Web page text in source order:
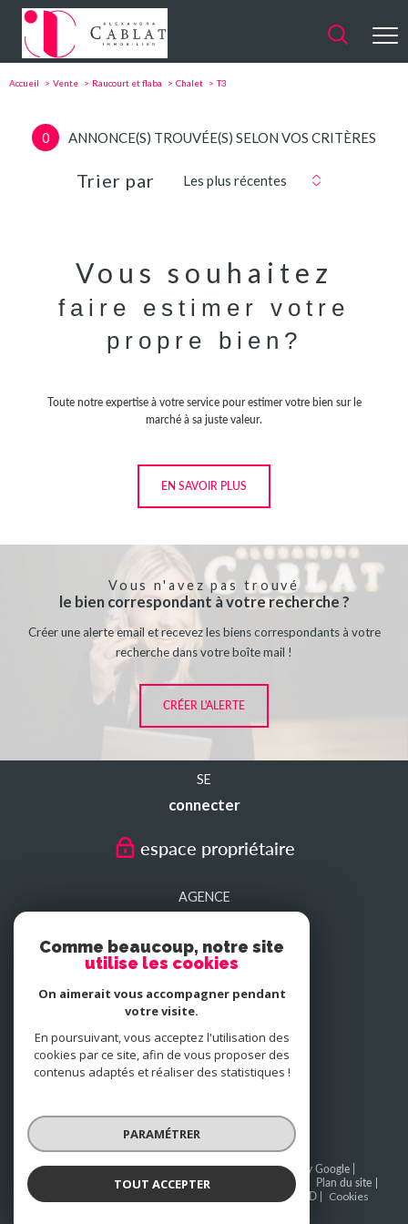
Accueil Vente Raucourt et flaba Chalet T3
0 ANNONCE(S) TROUVÉE(S) SELON VOS CRITÈRES
Trier par Les plus récentes
Vous souhaitez
faire estimer votre
propre bien?
Toute notre expertise à votre service pour estimer votre bien sur le
marché à sa juste valeur.
EN SAVOIR PLUS
Vous n'avez pas trouvé
le bien correspondant à votre recherche ?
Créer une alerte email et recevez les biens correspondants à votre
recherche dans votre boîte mail !
CRÉER L'ALERTE
SE
connecter
espace propriétaire
AGENCE
CHARLEVILLE-MEZIERES
NOUS
© 2026 | Tous droits réservés | Traduction powered by Google |
BAREME SEDAN
BAREME CHARLEVILLE-MEZIERES
Plan du site
Politique RGPD Cookies
Comme beaucoup, notre site
utilise les cookies
On aimerait vous accompagner pendant
votre visite.
En poursuivant, vous acceptez l'utilisation des
cookies par ce site, afin de vous proposer des
contenus adaptés et réaliser des statistiques !
PARAMÉTRER
TOUT ACCEPTER